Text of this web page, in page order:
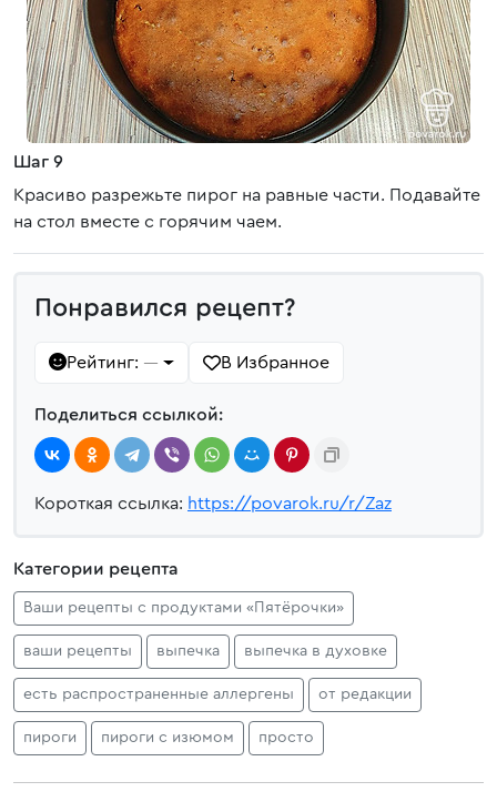
Шаг 9
Красиво разрежьте пирог на равные части. Подавайте
на стол вместе с горячим чаем.
Понравился рецепт?
Рейтинг: — В Избранное
Поделиться ссылкой:
Короткая ссылка: https://povarok.ru/r/Zaz
Категории рецепта
Ваши рецепты с продуктами «Пятёрочки»
ваши рецепты выпечка выпечка в духовке
есть распространенные аллергены от редакции
пироги пироги с изюмом просто